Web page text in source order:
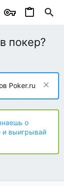
покер?
Poker.ru
о
и выигрывай